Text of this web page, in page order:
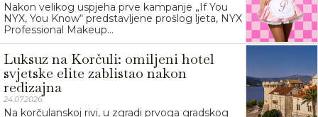
Nakon velikog uspjeha prve kampanje „If You
NYX, You Know“ predstavljene prošlog ljeta, NYX
Professional Makeup...
Luksuz na Korčuli: omiljeni hotel
svjetske elite zablistao nakon
redizajna
24.07.2026.
Na korčulanskoj rivi, u zgradi prvoga gradskog